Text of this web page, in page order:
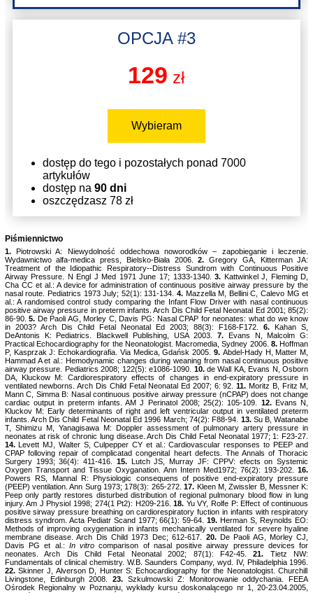
OPCJA #3
129 zł
Wybieram
dostęp do tego i pozostałych ponad 7000
artykułów
dostęp na 90 dni
oszczędzasz 78 zł
Piśmiennictwo
1.Piotrowski A: Niewydolność oddechowa noworodków – zapobieganie i leczenie.
Wydawnictwo alfa-medica press, Bielsko-Biała 2006.2.Gregory GA, Kitterman JA:
Treatment of the Idiopathic Respiratory--Distress Sundrom with Continuous Positive
Airway Pressure. N Engl J Med 1971 June 17; 1333-1340.3. Kattwinkel J, Fleming D,
Cha CC et al.: A device for administration of continuous positive airway pressure by the
nasal route. Pediatrics 1973 July; 52(1): 131-134. 4. Mazzella M, Bellini C, Calevo MG et
al.: A randomised control study comparing the Infant Flow Driver with nasal continuous
positive airway pressure in preterm infants. Arch Dis Child Fetal Neonatal Ed 2001; 85(2):
86-90.5. De Paoli AG, Morley C, Davis PG: Nasal CPAP for neonates: what do we know
in 2003? Arch Dis Child Fetal Neonatal Ed 2003; 88(3): F168-F172.6.Kahan S,
DeAntonis K: Pediatrics. Blackwell Publishing, USA 2003. 7. Evans N, Malcolm G:
Practical Echocardiography for the Neonatologist. Macromedia, Sydney 2006. 8. Hoffman
P, Kasprzak J: Echokardiografia. Via Medica, Gdańsk 2005.9. Abdel-Hady H, Matter M,
Hammad A et al.: Hemodynamic changes during weaning from nasal continuous positive
airway pressure. Pediatrics 2008; 122(5): e1086-1090. 10.de Wall KA, Evans N, Osborn
DA, Kluckow M: Cardiorespiratory effects of changes in end-expiratory pressure in
ventilated newborns. Arch Dis Child Fetal Neonatal Ed 2007; 6: 92.11. Moritz B, Fritz M,
Mann C, Simma B: Nasal continuous positive airway pressure (nCPAP) does not change
cardiac output in preterm infants. AM J Perinatol 2008; 25(2): 105-109. 12.Evans N,
Kluckov M: Early determinants of right and left ventricular output in ventilated preterm
infants. Arch Dis Child Fetal Neonatal Ed 1996 March; 74(2): F88-94. 13. Su B, Watanabe
T, Shimizu M, Yanagisawa M: Doppler assessment of pulmonary artery pressure in
neonates at risk of chronic lung disease. Arch Dis Child Fetal Neonatal 1977; 1: F23-27.
14.Levett MJ, Walter S, Culpepper CY et al.: Cardiovascular responses to PEEP and
CPAP folloving repair of complicatad congenital heart defects. The Annals of Thoracic
Surgery 1993; 36(4): 411-416. 15.Lutch JS, Murray JF: CPPV: efects on Systemic
Oxygen Transport and Tissue Oxyganation. Ann Intern Med1972; 76(2): 193-202.16.
Powers RS, Mannal R: Physiologic consequens of positive end-expiratory pressure
(PEEP) ventilation. Ann Surg 1973; 178(3): 265-272. 17. Kleen M, Zwissler B, Messner K:
Peep only partly restores disturbed distribution of regional pulmonary blood flow in lung
injury. Am J Physiol 1998; 274(1 Pt2): H209-216.18. Yu VY, Rolfe P: Effect of continuous
positive sirway pressure breathing on cardiorespiratory fuction in infants with respiratory
distress syndrom. Acta Pediatr Scand 1977; 66(1): 59-64.19.Herman S, Reynolds EO:
Methods of improving oxygenation in infants mechanically ventilated for severe hyaline
membrane disease. Arch Dis Child 1973 Dec; 612-617. 20.De Paoli AG, Morley CJ,
Davis PG et al.: In vitro comparison of nasal positive airway pressure devices for
neonates. Arch Dis Child Fetal Neonatal 2002; 87(1): F42-45.21. Tietz NW:
Fundamentals of clinical chemistry. W.B. Saunders Company, wyd. IV, Philadelphia 1996.
22.Skinner J, Alverson D, Hunter S: Echocardiography for the Neonatologist. Churchill
Livingstone, Edinburgh 2008.23.Szkulmowski Z: Monitorowanie oddychania. FEEA
Ośrodek Regionalny w Poznaniu, wykłady kursu doskonalącego nr 1, 20-23.04.2005,